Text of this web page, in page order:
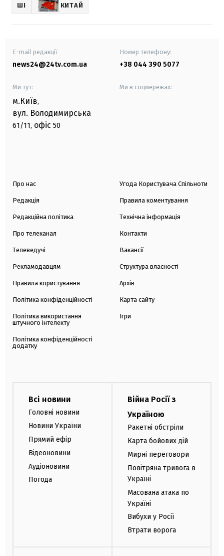
ШІ КИТАЙ
E-mail редакції
news24@24tv.com.ua
Номер телефону:
+38 044 390 5077
Ми тут:
м.Київ,
вул. Володимирська
61/11, офіс 50
Ми в соцмережах:
Про нас
Редакція
Редакційна політика
Про телеканал
Телеведучі
Рекламодавцям
Правила користування
Політика конфіденційності
Політика використання
штучного інтелекту
Політика конфіденційності
додатку
Угода Користувача Спільноти
Правила коментування
Технічна інформація
Контакти
Вакансії
Структура власності
Архів
Карта сайту
Ігри
Всі новини
Головні новини
Новини України
Прямий ефір
Відеоновини
Аудіоновини
Погода
Війна Росії з
Україною
Ракетні обстріли
Карта бойових дій
Мирні переговори
Повітряна тривога в
Україні
Масована атака по
Україні
Вибухи у Росії
Втрати ворога